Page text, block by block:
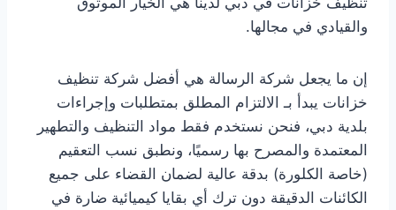
والقيادي في مجالها.
إن ما يجعل شركة الرسالة هي أفضل شركة تنظيف
خزانات يبدأ بـ الالتزام المطلق بمتطلبات وإجراءات
بلدية دبي، فنحن نستخدم فقط مواد التنظيف والتطهير
المعتمدة والمصرح بها رسميًا، ونطبق نسب التعقيم
(خاصة الكلورة) بدقة عالية لضمان القضاء على جميع
الكائنات الدقيقة دون ترك أي بقايا كيميائية ضارة في